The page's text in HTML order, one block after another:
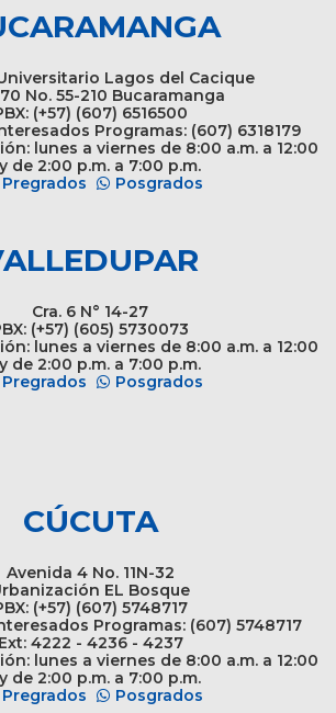
Lagos del Cacique
No. 55-210 Bucaramanga
(+57) (607) 6516500
Programas: (607) 6318179
lunes a viernes de 8:00 a.m. a 12:00
de 2:00 p.m. a 7:00 p.m.
Pregrados
Posgrados
Cra. 6 N° 14-27
(+57) (605) 5730073
lunes a viernes de 8:00 a.m. a 12:00
de 2:00 p.m. a 7:00 p.m.
Pregrados
Posgrados
CÚCUTA
Avenida 4 No. 11N-32
EL Bosque
(+57) (607) 5748717
Programas: (607) 5748717
Ext: 4222 - 4236 - 4237
lunes a viernes de 8:00 a.m. a 12:00
de 2:00 p.m. a 7:00 p.m.
Pregrados
Posgrados